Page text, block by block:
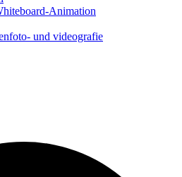
Animation
und videografie